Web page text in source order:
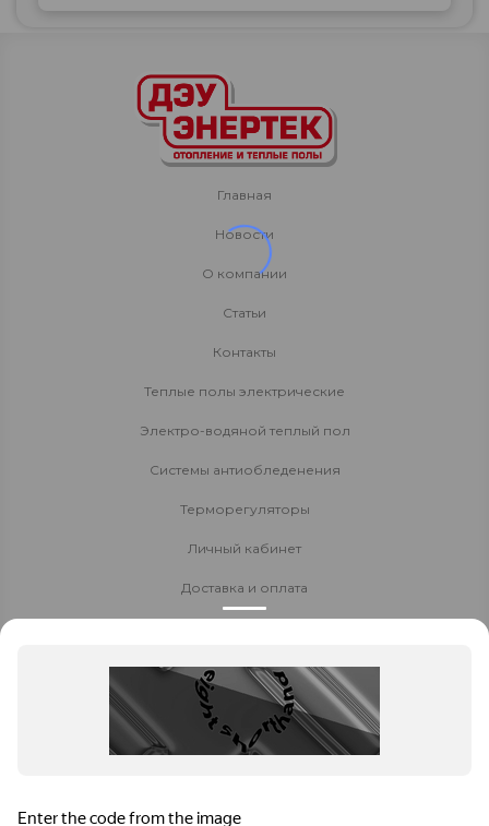
Главная
Новости
О компании
Статьи
Контакты
Теплые полы электрические
Электро-водяной теплый пол
Системы антиобледенения
Терморегуляторы
Личный кабинет
Доставка и оплата
Политика конфиденциальности
Контакты
8 800 700-80-40
Заказать звонок